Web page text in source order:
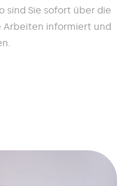
sind Sie sofort über die
Arbeiten informiert und